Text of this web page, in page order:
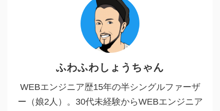
ふわふわしょうちゃん
WEBエンジニア歴15年の半シングルファーザ
ー（娘2人）。30代未経験からWEBエンジニア